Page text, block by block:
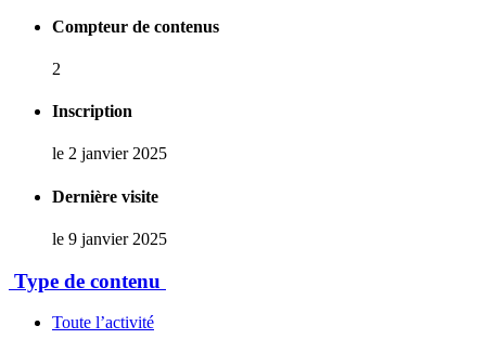
Compteur de contenus
2
Inscription
le 2 janvier 2025
Dernière visite
le 9 janvier 2025
Type de contenu
Toute l’activité